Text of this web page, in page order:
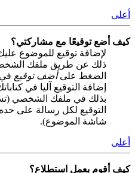
أعلى
كيف أضع توقيعًا مع مشاركتي؟
لإضافة توقيع للموضوع
ذلك عن طريق ملفك
الضغط علىأضف توقيع
إضافة التوقيع آليا في
بذلك في ملفك الشخصي
التوقيع لكل رسالة على
شاشة الموضوع).
أعلى
كيف أقوم بعمل استطلاع؟